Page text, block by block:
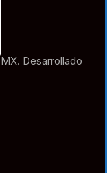
Desarrollado